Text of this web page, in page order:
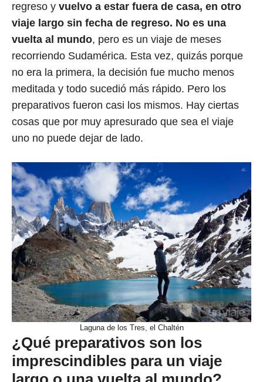
regreso y vuelvo a estar fuera de casa, en otro
viaje largo sin fecha de regreso. No es una
vuelta al mundo, pero es un viaje de meses
recorriendo Sudamérica. Esta vez, quizás porque
no era la primera, la decisión fue mucho menos
meditada y todo sucedió más rápido. Pero los
preparativos fueron casi los mismos. Hay ciertas
cosas que por muy apresurado que sea el viaje
uno no puede dejar de lado.
Laguna de los Tres, el Chaltén
¿Qué preparativos son los
imprescindibles para un viaje